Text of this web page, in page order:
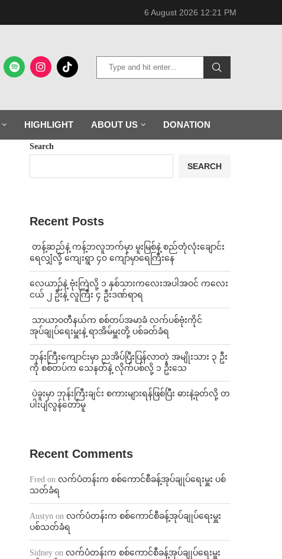
6 August 2026 12:21 PM
HIGHLIGHT ABOUT US DONATION
Search
SEARCH
Recent Posts
⁩ ⁨တန့်ဆည်နဲ့ ကန့်ဘလူဘက်မှာ မူးမြစ်နဲ့ စည်တုံလုံးချောင်း
ရေလျှံလို့ ကျေးရွာ ၄၀ ကျော်မှာရေကြီးနေ
⁨လေယာဉ်နဲ့ ဗုံးကြဲလို့ ၁ နှစ်သားကလေးအပါအဝင် ကလေး
ငယ် ၂ ဦးနဲ့ လူကြီး ၄ ဦးဒဏ်ရာရ
⁩ ⁨သာယာဝတီနယ်က စစ်တပ်အမာခံ လက်ပစ်ဗုံးကိုင်
အုပ်ချုပ်ရေးမှူးနဲ့ ရာအိမ်မှူးတို့ ပစ်ခတ်ခံရ
ဘုန်းကြီးကျောင်းမှာ ညအိပ်ပြီးပြန်လာတဲ့ အမျိုးသား ၃ ဦး
ကို စစ်တပ်က သေနတ်နဲ့ လိုက်ပစ်လို့ ၁ ဦးသေ
⁩ ⁨ပဲခူးမှာ ဘုန်းကြီးချင်း စကားများရန်ဖြစ်ပြီး ဓားနဲ့ခုတ်လို့ တ
ပါးပျံလွန်တော်မူ
Recent Comments
Fred on လက်ပံတန်းက စစ်ကောင်စီခန့်အုပ်ချုပ်ရေးမှူး ပစ်
သတ်ခံရ
Austyn on လက်ပံတန်းက စစ်ကောင်စီခန့်အုပ်ချုပ်ရေးမှူး
ပစ်သတ်ခံရ
Sidney on လက်ပံတန်းက စစ်ကောင်စီခန့်အုပ်ချုပ်ရေးမှူး